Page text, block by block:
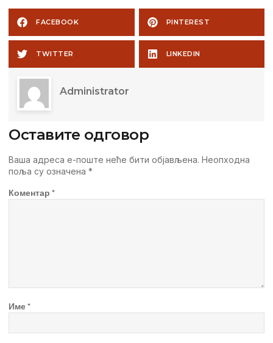
FACEBOOK PINTEREST
TWITTER LINKEDIN
Administrator
Оставите одговор
Ваша адреса е-поште неће бити објављена. Неопходна
поља су означена *
Коментар *
Име*